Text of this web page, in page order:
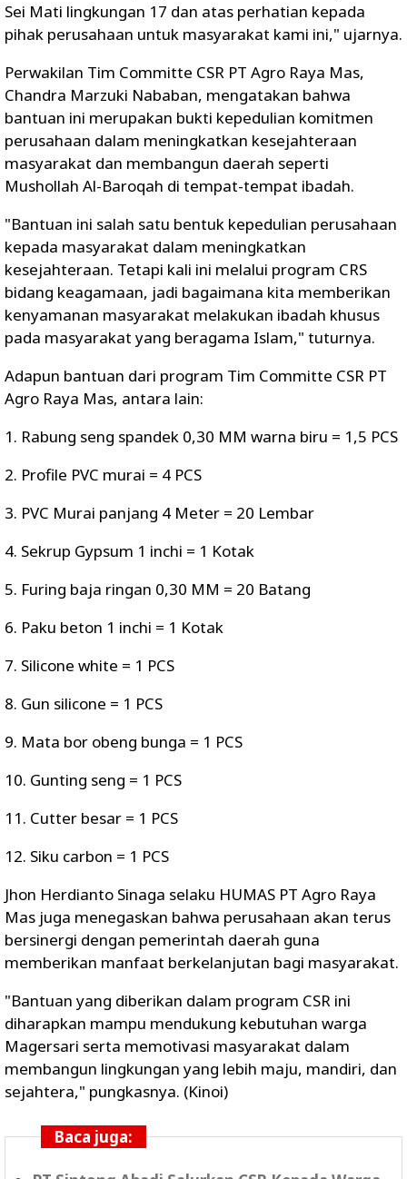
Sei Mati lingkungan 17 dan atas perhatian kepada
pihak perusahaan untuk masyarakat kami ini," ujarnya.
Perwakilan Tim Committe CSR PT Agro Raya Mas,
Chandra Marzuki Nababan, mengatakan bahwa
bantuan ini merupakan bukti kepedulian komitmen
perusahaan dalam meningkatkan kesejahteraan
masyarakat dan membangun daerah seperti
Mushollah Al-Baroqah di tempat-tempat ibadah.
"Bantuan ini salah satu bentuk kepedulian perusahaan
kepada masyarakat dalam meningkatkan
kesejahteraan. Tetapi kali ini melalui program CRS
bidang keagamaan, jadi bagaimana kita memberikan
kenyamanan masyarakat melakukan ibadah khusus
pada masyarakat yang beragama Islam," tuturnya.
Adapun bantuan dari program Tim Committe CSR PT
Agro Raya Mas, antara lain:
1. Rabung seng spandek 0,30 MM warna biru = 1,5 PCS
2. Profile PVC murai = 4 PCS
3. PVC Murai panjang 4 Meter = 20 Lembar
4. Sekrup Gypsum 1 inchi = 1 Kotak
5. Furing baja ringan 0,30 MM = 20 Batang
6. Paku beton 1 inchi = 1 Kotak
7. Silicone white = 1 PCS
8. Gun silicone = 1 PCS
9. Mata bor obeng bunga = 1 PCS
10. Gunting seng = 1 PCS
11. Cutter besar = 1 PCS
12. Siku carbon = 1 PCS
Jhon Herdianto Sinaga selaku HUMAS PT Agro Raya
Mas juga menegaskan bahwa perusahaan akan terus
bersinergi dengan pemerintah daerah guna
memberikan manfaat berkelanjutan bagi masyarakat.
"Bantuan yang diberikan dalam program CSR ini
diharapkan mampu mendukung kebutuhan warga
Magersari serta memotivasi masyarakat dalam
membangun lingkungan yang lebih maju, mandiri, dan
sejahtera," pungkasnya. (Kinoi)
Baca juga: